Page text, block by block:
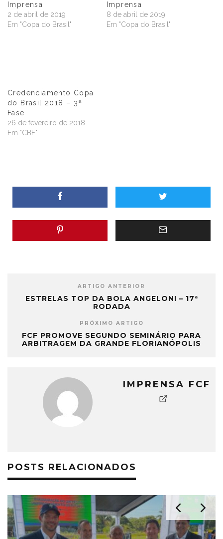
Imprensa
2 de abril de 2019
Em "Copa do Brasil"
Imprensa
8 de abril de 2019
Em "Copa do Brasil"
FCF PROMOVE SEGUNDO SEMINÁRIO PARA
IMPRENSA FCF
POSTS RELACIONADOS
FCF PRESENTE NA INAUGURAÇÃO DO CD
DO PIAUÍ